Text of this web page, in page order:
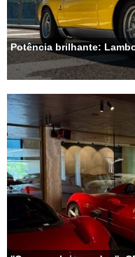
Potência brilhante: